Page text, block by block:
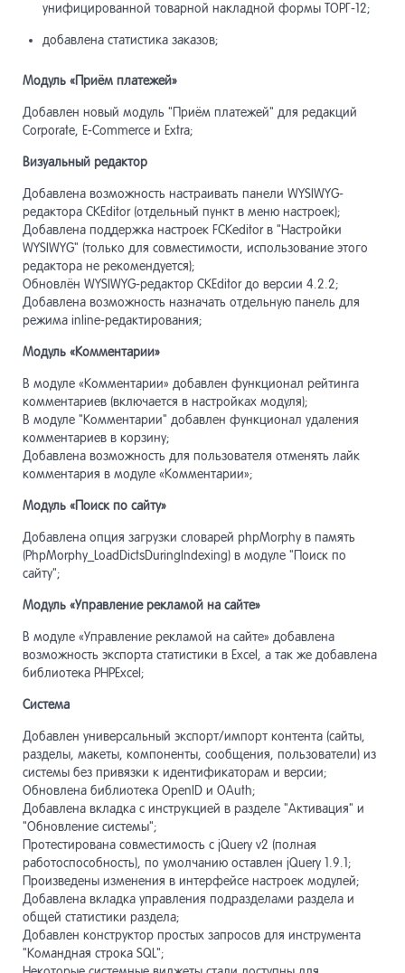
унифицированной товарной накладной формы ТОРГ-12;
добавлена статистика заказов;
Модуль «Приём платежей»
Добавлен новый модуль "Приём платежей" для редакций
Corporate, E-Commerce и Extra;
Визуальный редактор
Добавлена возможность настраивать панели WYSIWYG-
редактора CKEditor (отдельный пункт в меню настроек);
Добавлена поддержка настроек FCKeditor в "Настройки
WYSIWYG" (только для совместимости, использование этого
редактора не рекомендуется);
Обновлён WYSIWYG-редактор CKEditor до версии 4.2.2;
Добавлена возможность назначать отдельную панель для
режима inline-редактирования;
Модуль «Комментарии»
В модуле «Комментарии» добавлен функционал рейтинга
комментариев (включается в настройках модуля);
В модуле "Комментарии" добавлен функционал удаления
комментариев в корзину;
Добавлена возможность для пользователя отменять лайк
комментария в модуле «Комментарии»;
Модуль «Поиск по сайту»
Добавлена опция загрузки словарей phpMorphy в память
(PhpMorphy_LoadDictsDuringIndexing) в модуле "Поиск по
сайту";
Модуль «Управление рекламой на сайте»
В модуле «Управление рекламой на сайте» добавлена
возможность экспорта статистики в Excel, а так же добавлена
библиотека PHPExcel;
Система
Добавлен универсальный экспорт/импорт контента (сайты,
разделы, макеты, компоненты, сообщения, пользователи) из
системы без привязки к идентификаторам и версии;
Обновлена библиотека OpenID и OAuth;
Добавлена вкладка с инструкцией в разделе "Активация" и
"Обновление системы";
Протестирована совместимость с jQuery v2 (полная
работоспособность), по умолчанию оставлен jQuery 1.9.1;
Произведены изменения в интерфейсе настроек модулей;
Добавлена вкладка управления подразделами раздела и
общей статистики раздела;
Добавлен конструктор простых запросов для инструмента
"Командная строка SQL";